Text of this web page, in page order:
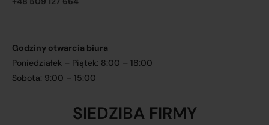
Godziny otwarcia biura
Poniedziałek – Piątek: 8:00 – 18:00
Sobota: 9:00 – 15:00
SIEDZIBA FIRMY